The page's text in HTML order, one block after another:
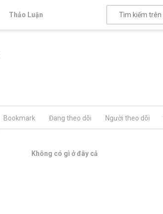
Thảo Luận
Bookmark Đang theo dõi Người theo dõi
Không có gì ở đây cả